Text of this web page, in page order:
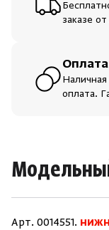
заказе
Наличная
оплата.
Арт. 0014551.